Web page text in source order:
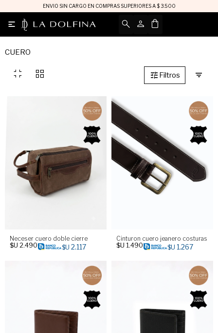
ENVIO SIN CARGO EN COMPRAS SUPERIORES A $ 3.500

CUERO
fullscreen_exit grid_view
Neceser cuero doble cierre
$U 2.490 $U 2.117
Cinturon cuero jeanero costuras
$U 1.490 $U 1.267